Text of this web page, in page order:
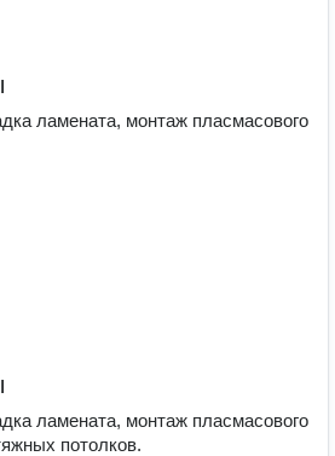
ламената, монтаж пласмасового
ламената, монтаж пласмасового
потолков.